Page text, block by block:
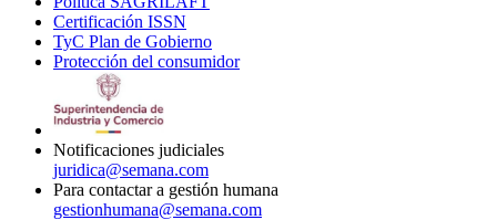
new
window
Certificación ISSN
in
new
TyC Plan de Gobierno
in
Protección del consumidorOpens
Notificaciones judiciales
juridica@semana.com
Para contactar a gestión humana
gestionhumana@semana.com